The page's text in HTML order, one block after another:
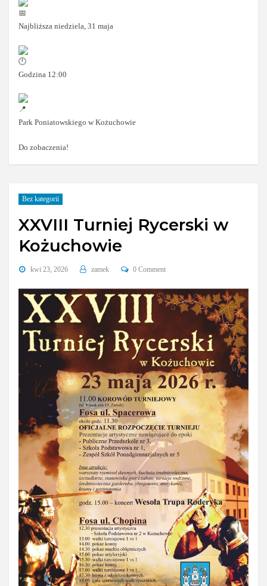
Najbliższa niedziela, 31 maja
Godzina 12:00
Park Poniatowskiego w Kożuchowie
Do zobaczenia!
Bez kategorii
XXVIII Turniej Rycerski w
Kożuchowie
kwi 23, 2026 zamek 0 Comment